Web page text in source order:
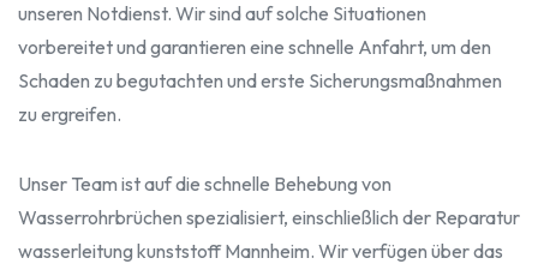
unseren Notdienst. Wir sind auf solche Situationen
vorbereitet und garantieren eine schnelle Anfahrt, um den
Schaden zu begutachten und erste Sicherungsmaßnahmen
zu ergreifen.
Unser Team ist auf die schnelle Behebung von
Wasserrohrbrüchen spezialisiert, einschließlich der Reparatur
wasserleitung kunststoff Mannheim. Wir verfügen über das